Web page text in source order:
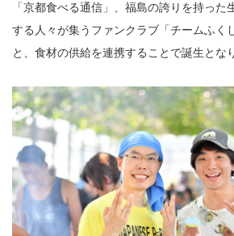
「京都食べる通信」、福島の誇りを持った
する人々が集うファンクラブ「チームふく
と、食材の供給を連携することで誕生とな